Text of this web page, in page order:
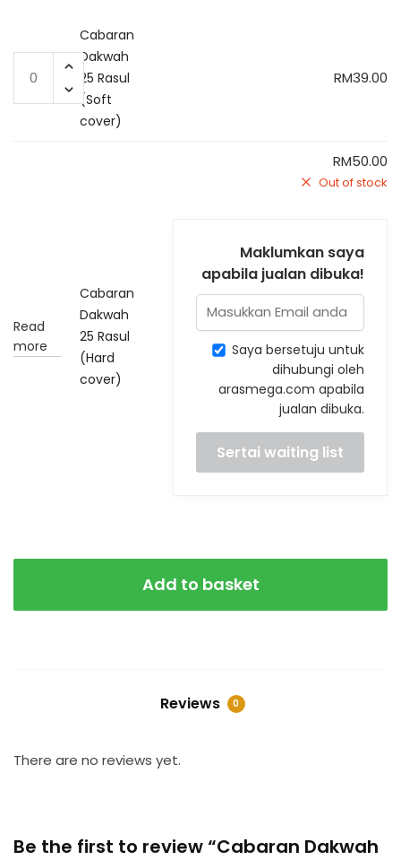
Cabaran
Dakwah
25
Cabaran
Dakwah
25 Rasul
(Soft
cover)
RM39.00
Read
more
Cabaran
Dakwah
25 Rasul
(Hard
cover)
RM50.00
Out of stock
Maklumkan saya
apabila jualan dibuka!
Saya bersetuju untuk
dihubungi oleh
arasmega.com apabila
jualan dibuka.
Add to basket
Reviews 0
There are no reviews yet.
Be the first to review “Cabaran Dakwah